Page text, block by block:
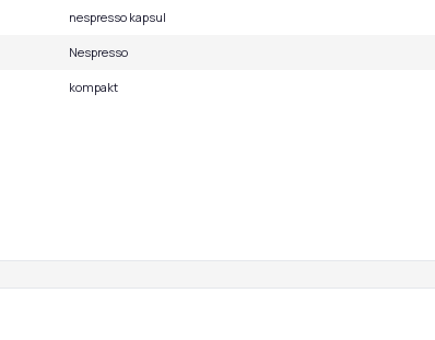
nespresso kapsul
Nespresso
kompakt